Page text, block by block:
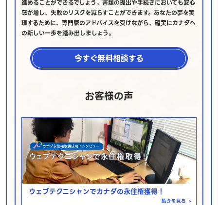
進めることができるでしょう。書類の提出や手続きにおいても安心
感が増し、失敗のリスクを減らすことができます。あなたの夢を実
現するために、専門家のアドバイスを受けながら、確実にカナダへ
の新しい一歩を踏み出しましょう。
今すぐ無料相談する
お客様の声
ウェブテクニシャンでカナダの永住権獲得！
続きを見る >